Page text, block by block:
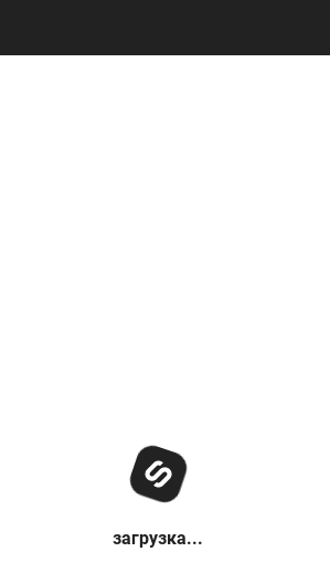
загрузка...